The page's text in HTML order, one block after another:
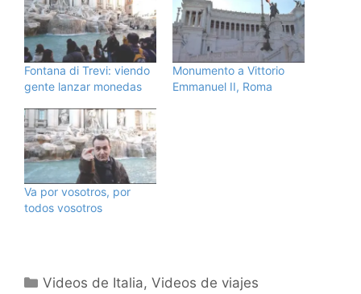
Fontana di Trevi: viendo
gente lanzar monedas
Monumento a Vittorio
Emmanuel II, Roma
Va por vosotros, por
todos vosotros
Categorías
Videos de Italia,Videos de viajes